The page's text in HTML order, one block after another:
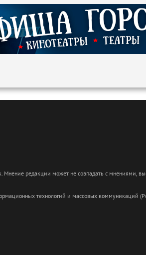
Мнение редакции может не совпадать с
технологий и массовых